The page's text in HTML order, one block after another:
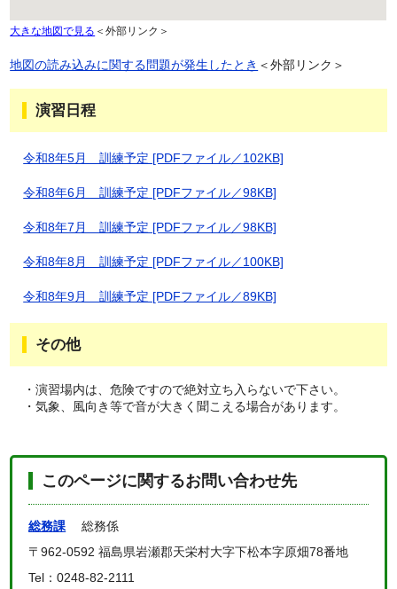
大きな地図で見る ＜外部リンク＞
地図の読み込みに関する問題が発生したとき ＜外部リンク＞
演習日程
令和8年5月 訓練予定 [PDFファイル／102KB]
令和8年6月 訓練予定 [PDFファイル／98KB]
令和8年7月 訓練予定 [PDFファイル／98KB]
令和8年8月 訓練予定 [PDFファイル／100KB]
令和8年9月 訓練予定 [PDFファイル／89KB]
その他
・演習場内は、危険ですので絶対立ち入らないで下さい。
・気象、風向き等で音が大きく聞こえる場合があります。
このページに関するお問い合わせ先
総務課 総務係
〒962-0592 福島県岩瀬郡天栄村大字下松本字原畑78番地
Tel：0248-82-2111